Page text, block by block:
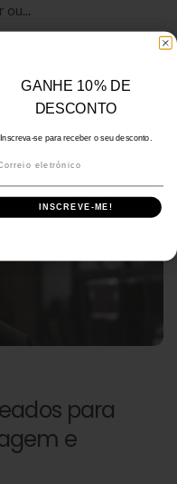
ou...
para
e
INSCREVE-ME!
GANHE 10% DE
DESCONTO
Inscreva-se para receber o seu desconto.
INSCREVE-ME!